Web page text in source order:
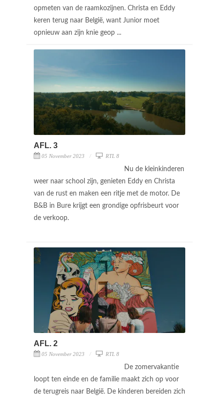
opmeten van de raamkozijnen. Christa en Eddy
keren terug naar België, want Junior moet
opnieuw aan zijn knie geop ...
AFL. 3
05 November 2023 RTL 8
Nu de kleinkinderen
weer naar school zijn, genieten Eddy en Christa
van de rust en maken een ritje met de motor. De
B&B in Bure krijgt een grondige opfrisbeurt voor
de verkoop.
AFL. 2
05 November 2023 RTL 8
De zomervakantie
loopt ten einde en de familie maakt zich op voor
de terugreis naar België. De kinderen bereiden zich